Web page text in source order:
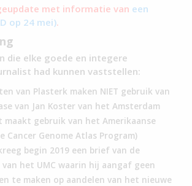
met informatie van een
op 24 mei).
die elke goede en integere
had kunnen vaststellen:
van Plasterk maken NIET gebruik van
van Jan Koster van het Amsterdam
maakt gebruik van het Amerikaanse
Cancer Genome Atlas Program)
begin 2019 een brief van de
het UMC waarin hij aangaf geen
te maken op aandelen van het nieuwe